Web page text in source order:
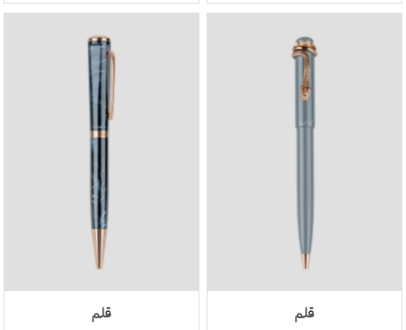
قلم قلم